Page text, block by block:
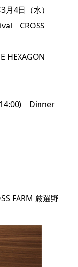
4日（水）
CROSS
HEXAGON
Dinner
FARM 厳選野